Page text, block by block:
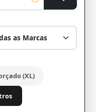
(XL)